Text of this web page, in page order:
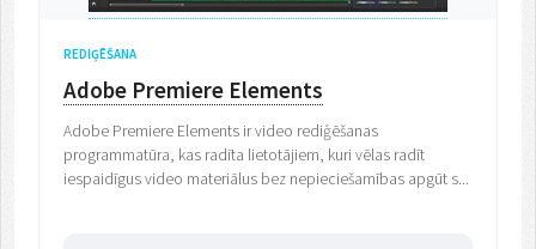
REDIĢĒŠANA
Adobe Premiere Elements
Adobe Premiere Elements ir video rediģēšanas
programmatūra, kas radīta lietotājiem, kuri vēlas radīt
iespaidīgus video materiālus bez nepieciešamības apgūt s...